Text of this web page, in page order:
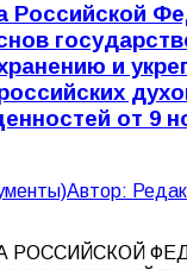
Российской
и
от 9
Автор:
РОССИЙСКОЙ